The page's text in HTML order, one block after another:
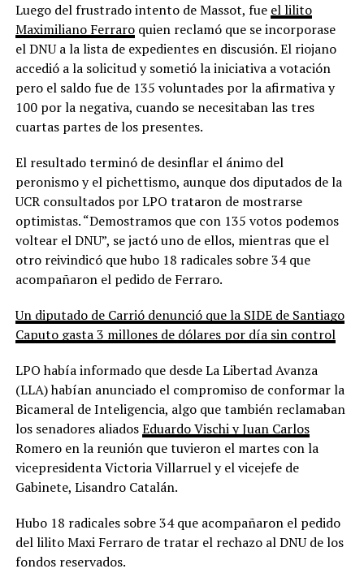
Luego del frustrado intento de Massot, fue el lilito
Maximiliano Ferraroquien reclamó que se incorporase
el DNU a la lista de expedientes en discusión. El riojano
accedió a la solicitud y sometió la iniciativa a votación
pero el saldo fue de 135 voluntades por la afirmativa y
100 por la negativa, cuando se necesitaban las tres
cuartas partes de los presentes.
El resultado terminó de desinflar el ánimo del
peronismo y el pichettismo, aunque dos diputados de la
UCR consultados por LPO trataron de mostrarse
optimistas. “Demostramos que con 135 votos podemos
voltear el DNU”, se jactó uno de ellos, mientras que el
otro reivindicó que hubo 18 radicales sobre 34 que
acompañaron el pedido de Ferraro.
Un diputado de Carrió denunció que la SIDE de Santiago
Caputo gasta 3 millones de dólares por día sin control
LPO había informado que desde La Libertad Avanza
(LLA) habían anunciado el compromiso de conformar la
Bicameral de Inteligencia, algo que también reclamaban
los senadores aliadosEduardo Vischi y Juan Carlos
Romero en la reunión que tuvieron el martes con la
vicepresidenta Victoria Villarruel y el vicejefe de
Gabinete, Lisandro Catalán.
Hubo 18 radicales sobre 34 que acompañaron el pedido
del lilito Maxi Ferraro de tratar el rechazo al DNU de los
fondos reservados.